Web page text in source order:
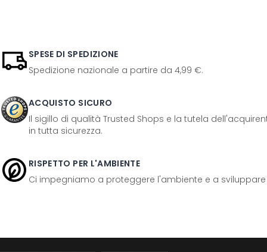
SPESE DI SPEDIZIONE
Spedizione nazionale a partire da 4,99 €.
ACQUISTO SICURO
Il sigillo di qualità Trusted Shops e la tutela
in tutta sicurezza.
RISPETTO PER L'AMBIENTE
Ci impegniamo a proteggere l'ambiente e a